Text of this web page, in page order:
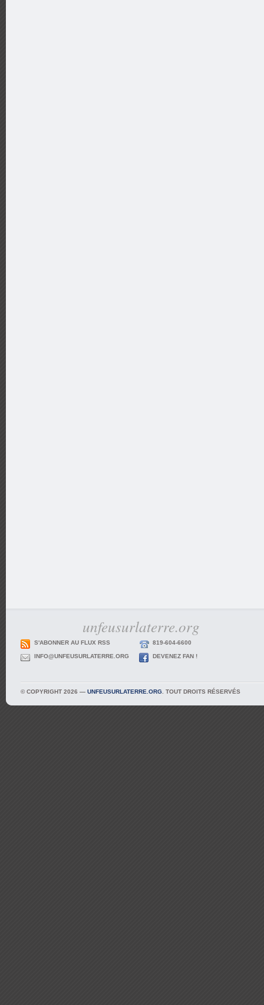
unfeusurlaterre.org
S'ABONNER AU FLUX RSS 819-604-6600
INFO@UNFEUSURLATERRE.ORG DEVENEZ FAN !
© COPYRIGHT 2026 — UNFEUSURLATERRE.ORG . TOUT DROITS RÉSERVÉS